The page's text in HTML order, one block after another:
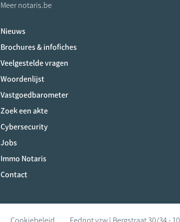
Meer notaris.be
Nieuws
Brochures & infofiches
Veelgestelde vragen
Woordenlijst
Vastgoedbarometer
Zoek een akte
Cybersecurity
Jobs
Immo Notaris
Contact